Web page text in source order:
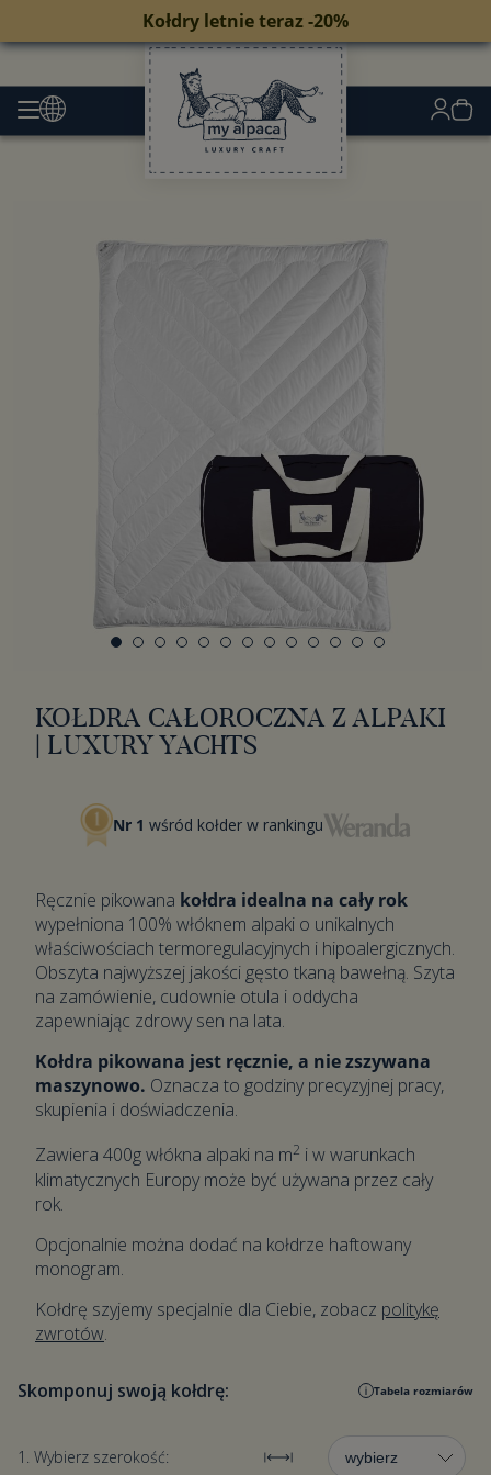
Kołdry letnie teraz -20%
KOŁDRA CAŁOROCZNA Z ALPAKI
| LUXURY YACHTS
Nr 1 wśród kołder w rankingu
Ręcznie pikowana kołdra idealna na cały rok
wypełniona 100% włóknem alpaki o unikalnych
właściwościach termoregulacyjnych i hipoalergicznych.
Obszyta najwyższej jakości gęsto tkaną bawełną. Szyta
na zamówienie, cudownie otula i oddycha
zapewniając zdrowy sen na lata.
Kołdra pikowana jest ręcznie, a nie zszywana
maszynowo. Oznacza to godziny precyzyjnej pracy,
skupienia i doświadczenia.
Zawiera 400g włókna alpaki na m2 i w warunkach
klimatycznych Europy może być używana przez cały
rok.
Opcjonalnie można dodać na kołdrze haftowany
monogram.
Kołdrę szyjemy specjalnie dla Ciebie, zobacz politykę
zwrotów.
Skomponuj swoją kołdrę: Tabela rozmiarów
1. Wybierz szerokość: